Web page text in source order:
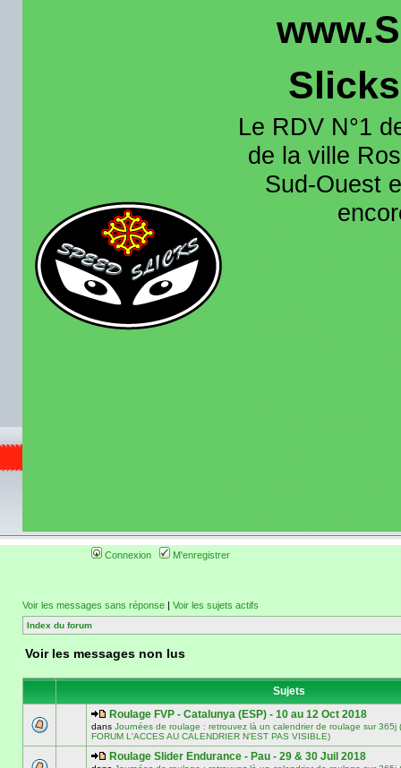
Le RDV N°1
de la ville
Sud-Ouest
Connexion M'enregistrer
Voir les messages sans réponse | Voir les sujets actifs
Index du forum
Voir les messages non lus
Sujets
Roulage FVP - Catalunya (ESP) - 10 au 12 Oct 2018
dans Journées de roulage : retrouvez là un calendrier de roulage sur 365j
FORUM L'ACCES AU CALENDRIER N'EST PAS VISIBLE)
Roulage Slider Endurance - Pau - 29 & 30 Juil 2018